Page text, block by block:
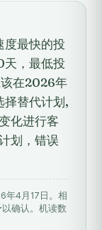
最快的投
，最低投
在2026年
择替代计划,
化进行客
划，错误
年4月17日。相
确认。机读数